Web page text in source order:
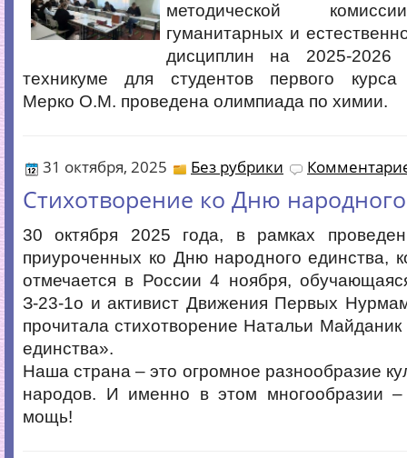
методической
гуманитарных и
дисциплин на 2025-
техникуме для студентов первого курса
Мерко О.М. проведена олимпиада по химии.
31 октября, 2025 Без рубрики
Стихотворение ко Дню
30 октября 2025 года, в рамках
приуроченных ко Дню народного единства,
отмечается в России 4 ноября,
З-23-1о и активист Движения Первых
прочитала стихотворение Натальи
единства».
Наша страна – это огромное разнообразие
народов. И именно в этом многообразии
мощь!